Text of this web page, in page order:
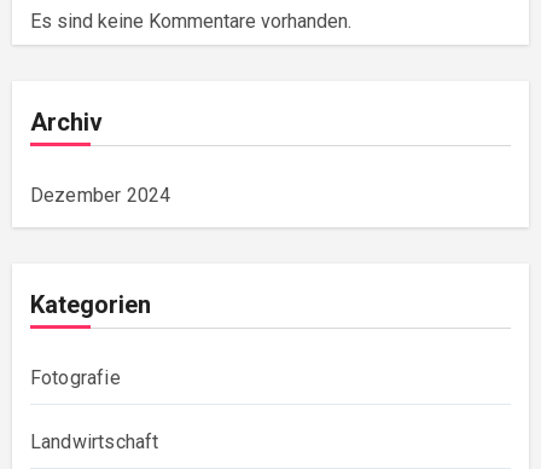
Es sind keine Kommentare vorhanden.
Archiv
Dezember 2024
Kategorien
Fotografie
Landwirtschaft